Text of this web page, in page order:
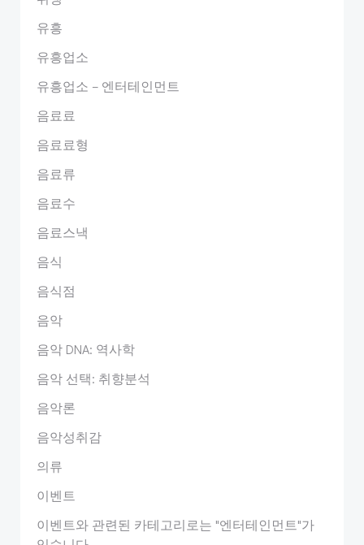
유흥
유흥업소
유흥업소 – 엔터테인먼트
음료료
음료료형
음료류
음료수
음료스낵
음식
음식점
음악
음악 DNA: 역사학
음악 선택: 취향분석
음악론
음악성취감
의류
이벤트
이벤트와 관련된 카테고리로는 "엔터테인먼트"가